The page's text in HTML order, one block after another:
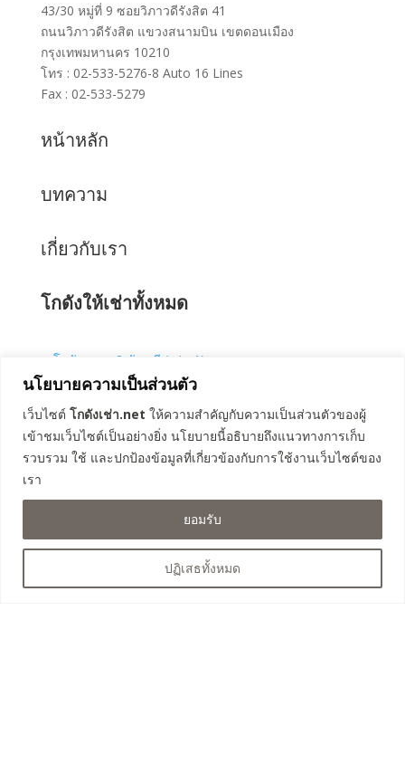
นโยบายความเป็นส่วนตัว
เว็บไซต์ โกดังเช่า.net ให้ความสำคัญกับความเป็นส่วนตัวของผู้
เข้าชมเว็บไซต์เป็นอย่างยิ่ง นโยบายนี้อธิบายถึงแนวทางการเก็บ
รวบรวม ใช้ และปกป้องข้อมูลที่เกี่ยวข้องกับการใช้งานเว็บไซต์ของ
เรา
ปฏิเสธทั้งหมด
ยอมรับ
43/30 หมู่ที่ 9 ซอยวิภาวดีรังสิต 41
ถนนวิภาวดีรังสิต แขวงสนามบิน เขตดอนเมือง
กรุงเทพมหานคร 10210
โทร : 02-533-5276-8 Auto 16 Lines
Fax : 02-533-5279
หน้าหลัก
บทความ
เกี่ยวกับเรา
โกดังให้เช่าทั้งหมด
โกดังคลอง 3 ธัญบุรี (เฟส 1)
โกดังคลอง 4 ลำลูกกา 67
โกดังคลอง 4 ลำลูกกา 69
โกดังรังสิต-นครนายก 57
โกดังคลอง 3 ธัญบุรี (เฟส 2)
โกดังถนนเลียบวงแหวน คลองหลวง
ติดต่อสอบถาม